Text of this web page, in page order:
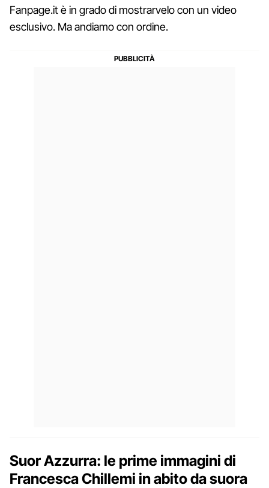
Fanpage.it è in grado di mostrarvelo con un video
esclusivo. Ma andiamo con ordine.
Suor Azzurra: le prime immagini di
Francesca Chillemi in abito da suora